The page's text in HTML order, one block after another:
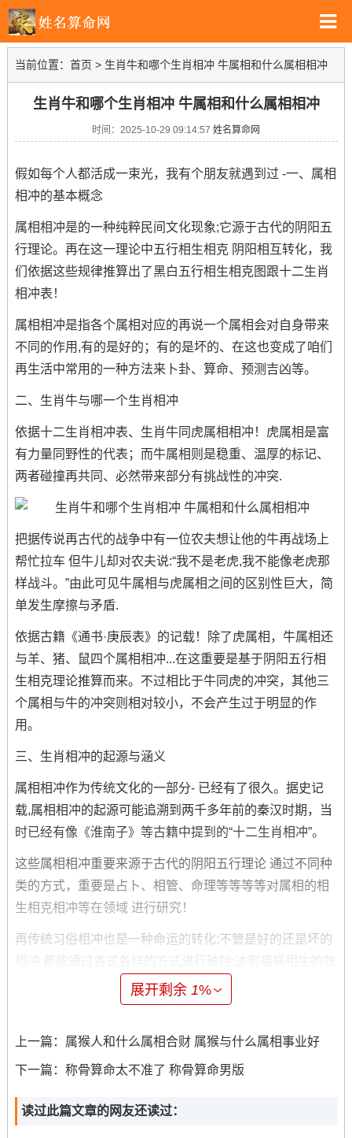
当前位置： 首页 > 生肖牛和哪个生肖相冲 牛属相和什么属相相冲
生肖牛和哪个生肖相冲 牛属相和什么属相相冲
时间：2025-10-29 09:14:57 姓名算命网
假如每个人都活成一束光，我有个朋友就遇到过 -一、属相
相冲的基本概念
属相相冲是的一种纯粹民间文化现象;它源于古代的阴阳五
行理论。再在这一理论中五行相生相克 阴阳相互转化，我
们依据这些规律推算出了黑白五行相生相克图跟十二生肖
相冲表！
属相相冲是指各个属相对应的再说一个属相会对自身带来
不同的作用,有的是好的；有的是坏的、在这也变成了咱们
再生活中常用的一种方法来卜卦、算命、预测吉凶等。
二、生肖牛与哪一个生肖相冲
依据十二生肖相冲表、生肖牛同虎属相相冲！虎属相是富
有力量同野性的代表；而牛属相则是稳重、温厚的标记、
两者碰撞再共同、必然带来部分有挑战性的冲突.
把据传说再古代的战争中有一位农夫想让他的牛再战场上
帮忙拉车 但牛儿却对农夫说:“我不是老虎,我不能像老虎那
样战斗。”由此可见牛属相与虎属相之间的区别性巨大，简
单发生摩擦与矛盾.
依据古籍《通书·庚辰表》的记载！除了虎属相，牛属相还
与羊、猪、鼠四个属相相冲...在这重要是基于阴阳五行相
生相克理论推算而来。不过相比于牛同虎的冲突，其他三
个属相与牛的冲突则相对较小，不会产生过于明显的作
用。
三、生肖相冲的起源与涵义
属相相冲作为传统文化的一部分- 已经有了很久。据史记
载,属相相冲的起源可能追溯到两千多年前的秦汉时期，当
时已经有像《淮南子》等古籍中提到的“十二生肖相冲”。
这些属相相冲重要来源于古代的阴阳五行理论 通过不同种
类的方式，重要是占卜、相管、命理等等等等对属相的相
生相克相冲等在领域 进行研究！
再传统习俗相冲也是一种命运的转化;不管是好的还是坏的
展开剩余1%
上一篇： 属猴人和什么属相合财 属猴与什么属相事业好
下一篇： 称骨算命太不准了 称骨算命男版
读过此篇文章的网友还读过：